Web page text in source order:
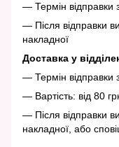
— Термін відправки
— Після відправки
накладної
Доставка у
— Термін відправки
— Вартість: від 80
— Після відправки
накладної, або